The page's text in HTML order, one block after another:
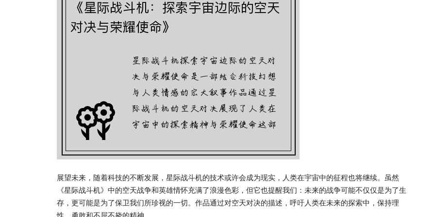
展望未来，随着科技的不断发展，星际战斗机的技术或许会成为现实，人类在宇宙中的征程也将继续。虽然
《星际战斗机》中的空天战争和英雄情怀充满了浪漫色彩，但它也提醒我们：未来的战争可能不仅仅是为了生
存，更可能是为了保卫我们所珍视的一切。作品通过对空天对决的描述，呼吁人类在未来的探索中，保持理